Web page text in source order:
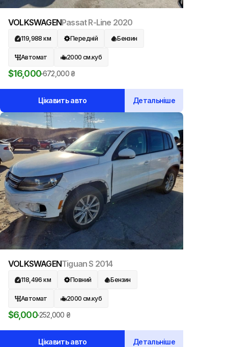
VOLKSWAGENPassat R-Line 2020
119,988 км Передній Бензин
Автомат 2000 см.куб
$16,000672,000₴
Цікавить авто Детальніше
VOLKSWAGENTiguan S 2014
118,496 км Повний Бензин
Автомат 2000 см.куб
$6,000252,000 ₴
Цікавить авто Детальніше